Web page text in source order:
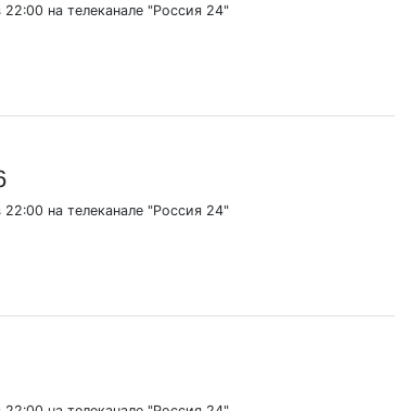
на телеканале "Россия 24"
на телеканале "Россия 24"